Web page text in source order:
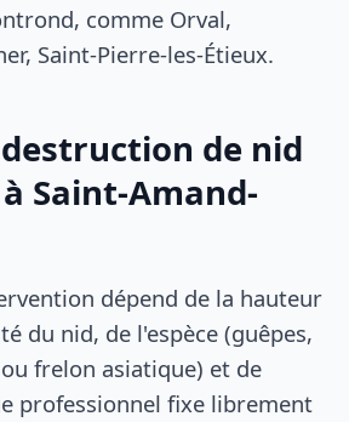
comme Orval,
Saint-Pierre-les-Étieux.
de nid
Saint-Amand-
dépend de la hauteur
du nid, de l'espèce (guêpes,
frelon asiatique) et de
professionnel fixe librement